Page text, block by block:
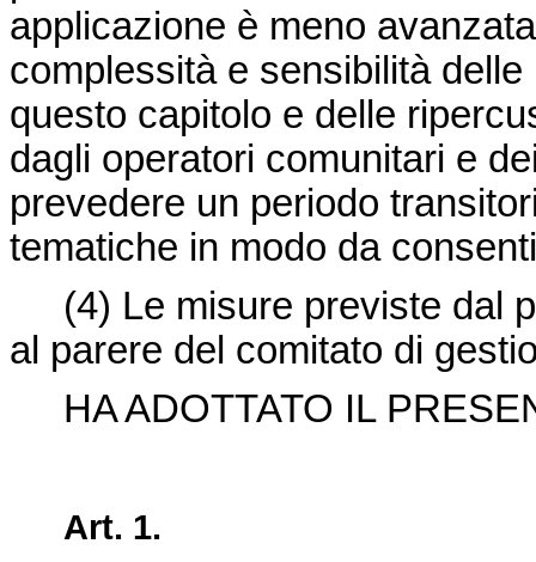
applicazione è meno
complessità e sensibilità
questo capitolo e delle
dagli operatori comunitari e
prevedere un periodo
tematiche in modo da
(4) Le misure previste dal
al parere del comitato di
HA ADOTTATO IL
Art. 1.